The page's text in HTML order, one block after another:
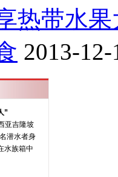
热带水果
2013-12-